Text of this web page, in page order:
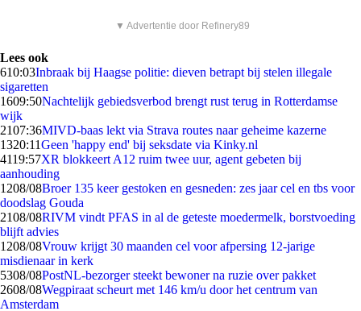
▼ Advertentie door Refinery89
Lees ook
610:03Inbraak bij Haagse politie: dieven betrapt bij stelen illegale
sigaretten
1609:50Nachtelijk gebiedsverbod brengt rust terug in Rotterdamse
wijk
2107:36MIVD-baas lekt via Strava routes naar geheime kazerne
1320:11Geen 'happy end' bij seksdate via Kinky.nl
4119:57XR blokkeert A12 ruim twee uur, agent gebeten bij
aanhouding
1208/08Broer 135 keer gestoken en gesneden: zes jaar cel en tbs voor
doodslag Gouda
2108/08RIVM vindt PFAS in al de geteste moedermelk, borstvoeding
blijft advies
1208/08Vrouw krijgt 30 maanden cel voor afpersing 12-jarige
misdienaar in kerk
5308/08PostNL-bezorger steekt bewoner na ruzie over pakket
2608/08Wegpiraat scheurt met 146 km/u door het centrum van
Amsterdam